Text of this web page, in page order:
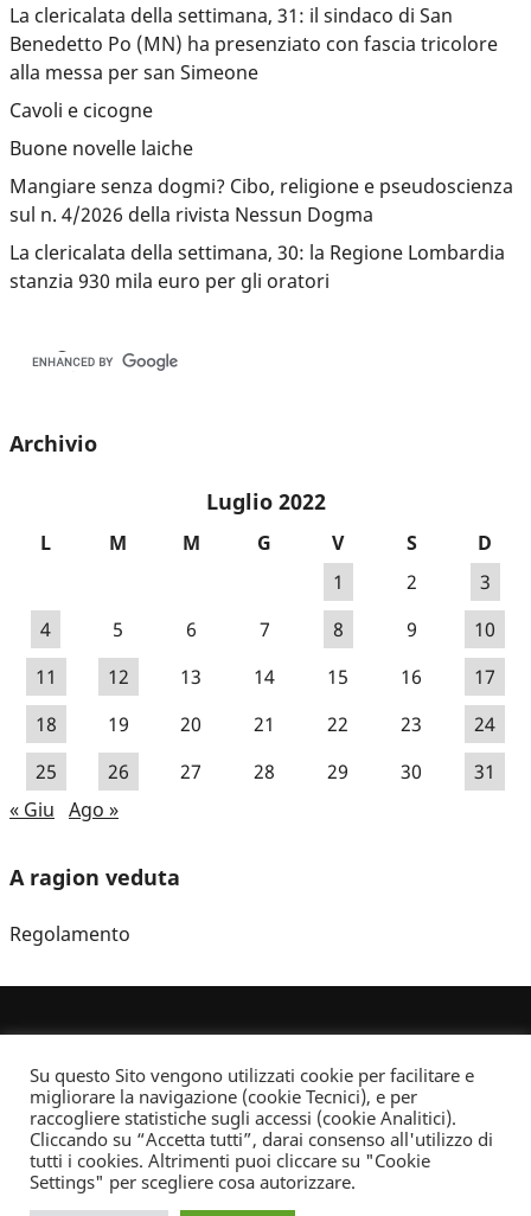
La clericalata della settimana, 31: il sindaco di San
Benedetto Po (MN) ha presenziato con fascia tricolore
alla messa per san Simeone
Cavoli e cicogne
Buone novelle laiche
Mangiare senza dogmi? Cibo, religione e pseudoscienza
sul n. 4/2026 della rivista Nessun Dogma
La clericalata della settimana, 30: la Regione Lombardia
stanzia 930 mila euro per gli oratori
Archivio
Luglio 2022
L M M G V S
D
1
2
3
4
5 6 7 8 9
10
11
12 13 14 15 16
17
18
19 20 21 22 23
24
25
26 27 28 29 30
31
« Giu Ago »
A ragion veduta
Regolamento
Dove non indicato altrimenti quest’opera è distribuita con Licenza
Creative Commons Attribuzione - Non commerciale - Non opere derivate 2.5 Italia
Su questo Sito vengono utilizzati cookie per facilitare e
migliorare la navigazione (cookie Tecnici), e per
raccogliere statistiche sugli accessi (cookie Analitici).
Cliccando su “Accetta tutti”, darai consenso all'utilizzo di
tutti i cookies. Altrimenti puoi cliccare su "Cookie
Settings" per scegliere cosa autorizzare.